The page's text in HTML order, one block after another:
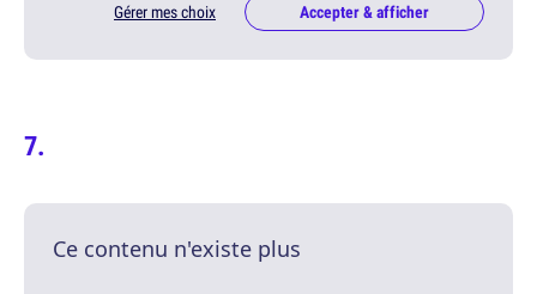
Gérer mes choix Accepter & afficher
Ce contenu n'existe plus